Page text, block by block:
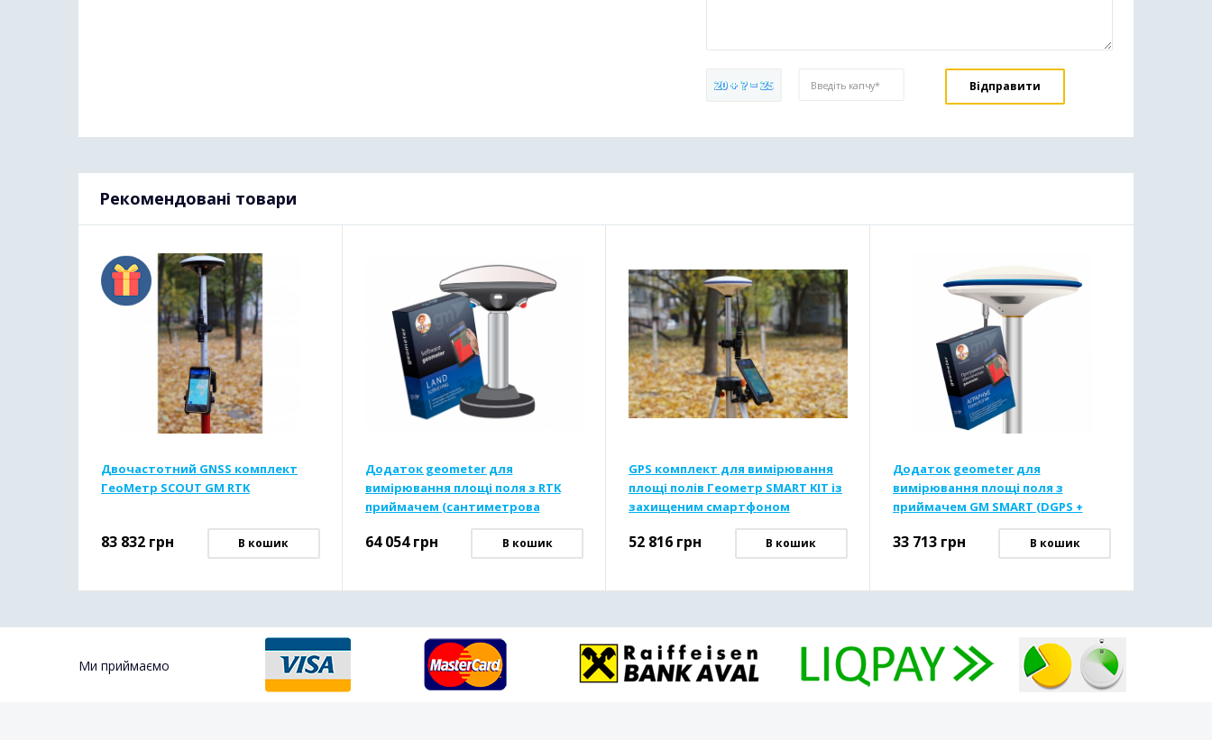
20 + ? = 25 Введіть капчу*
Рекомендовані товари
Двочастотний GNSS комплект
ГеоМетр SCOUT GM RTK
83 832 грн В кошик
Додаток geometer для
вимірювання площі поля з RTK
приймачем (сантиметрова
64 054 грн В кошик
GPS комплект для вимірювання
площі полів Геометр SMART KIT із
захищеним смартфоном
52 816 грн В кошик
Додаток geometer для
вимірювання площі поля з
приймачем GM SMART (DGPS +
33 713 грн В кошик
Ми приймаємо